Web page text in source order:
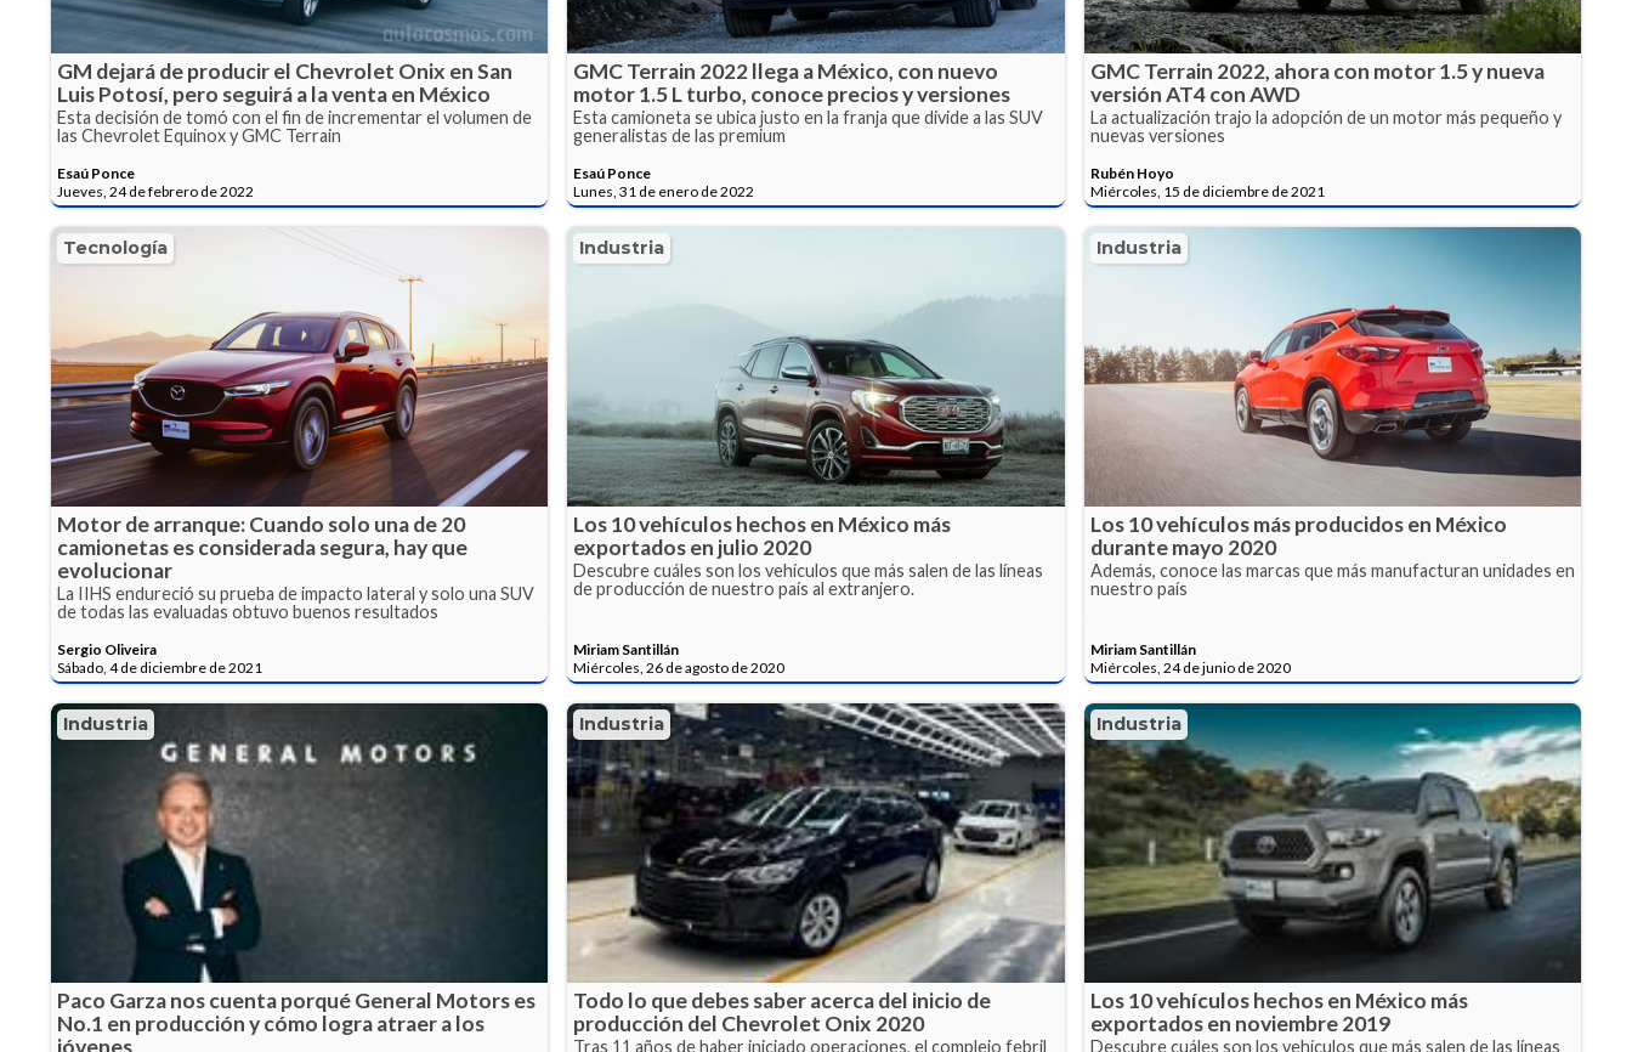
GM dejará de producir el Chevrolet Onix en San
Luis Potosí, pero seguirá a la venta en México
Esta decisión de tomó con el fin de incrementar el volumen de
las Chevrolet Equinox y GMC Terrain
Esaú Ponce
Jueves, 24 de febrero de 2022
GMC Terrain 2022 llega a México, con nuevo
motor 1.5 L turbo, conoce precios y versiones
Esta camioneta se ubica justo en la franja que divide a las SUV
generalistas de las premium
Esaú Ponce
Lunes, 31 de enero de 2022
GMC Terrain 2022, ahora con motor 1.5 y nueva
versión AT4 con AWD
La actualización trajo la adopción de un motor más pequeño y
nuevas versiones
Rubén Hoyo
Miércoles, 15 de diciembre de 2021
Tecnología
Motor de arranque: Cuando solo una de 20
camionetas es considerada segura, hay que
evolucionar
La IIHS endureció su prueba de impacto lateral y solo una SUV
de todas las evaluadas obtuvo buenos resultados
Sergio Oliveira
Sábado, 4 de diciembre de 2021
Industria
Los 10 vehículos hechos en México más
exportados en julio 2020
Descubre cuáles son los vehículos que más salen de las líneas
de producción de nuestro país al extranjero.
Miriam Santillán
Miércoles, 26 de agosto de 2020
Industria
Los 10 vehículos más producidos en México
durante mayo 2020
Además, conoce las marcas que más manufacturan unidades en
nuestro país
Miriam Santillán
Miércoles, 24 de junio de 2020
Industria
Paco Garza nos cuenta porqué General Motors es
No.1 en producción y cómo logra atraer a los
Industria
Todo lo que debes saber acerca del inicio de
producción del Chevrolet Onix 2020
Tras 11 años de haber iniciado operaciones, el complejo febril
Industria
Los 10 vehículos hechos en México más
exportados en noviembre 2019
Descubre cuáles son los vehículos que más salen de las líneas